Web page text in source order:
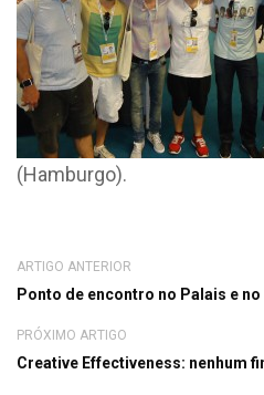
(Hamburgo).
ARTIGO ANTERIOR
Ponto de encontro no Palais e
PRÓXIMO ARTIGO
Creative Effectiveness: nenhum